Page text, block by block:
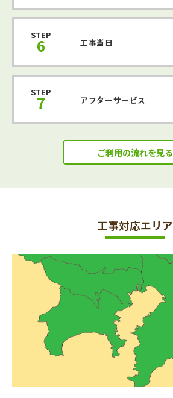
STEP
6 工事当日
STEP
7 アフターサービス
ご利用の流れを見る
工事対応エリア